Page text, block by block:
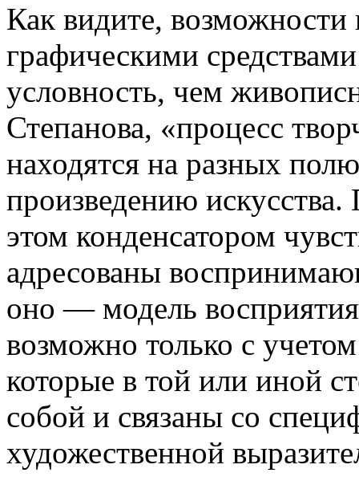
Как видите,
графическими
условность, чем
Степанова, «процесс
находятся на разных
произведению искусства.
этом конденсатором
адресованы
оно — модель
возможно только с
которые в той или иной
собой и связаны со
художественной